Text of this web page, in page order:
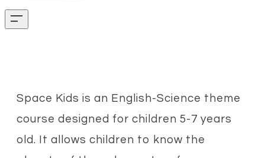
Space Kids is an English-Science theme
course designed for children 5-7 years
old. It allows children to know the